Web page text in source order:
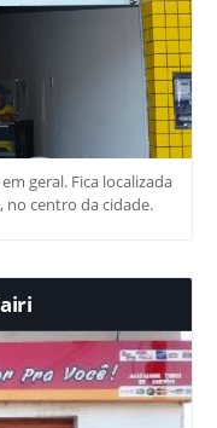
geral. Fica localizada
no centro da cidade.